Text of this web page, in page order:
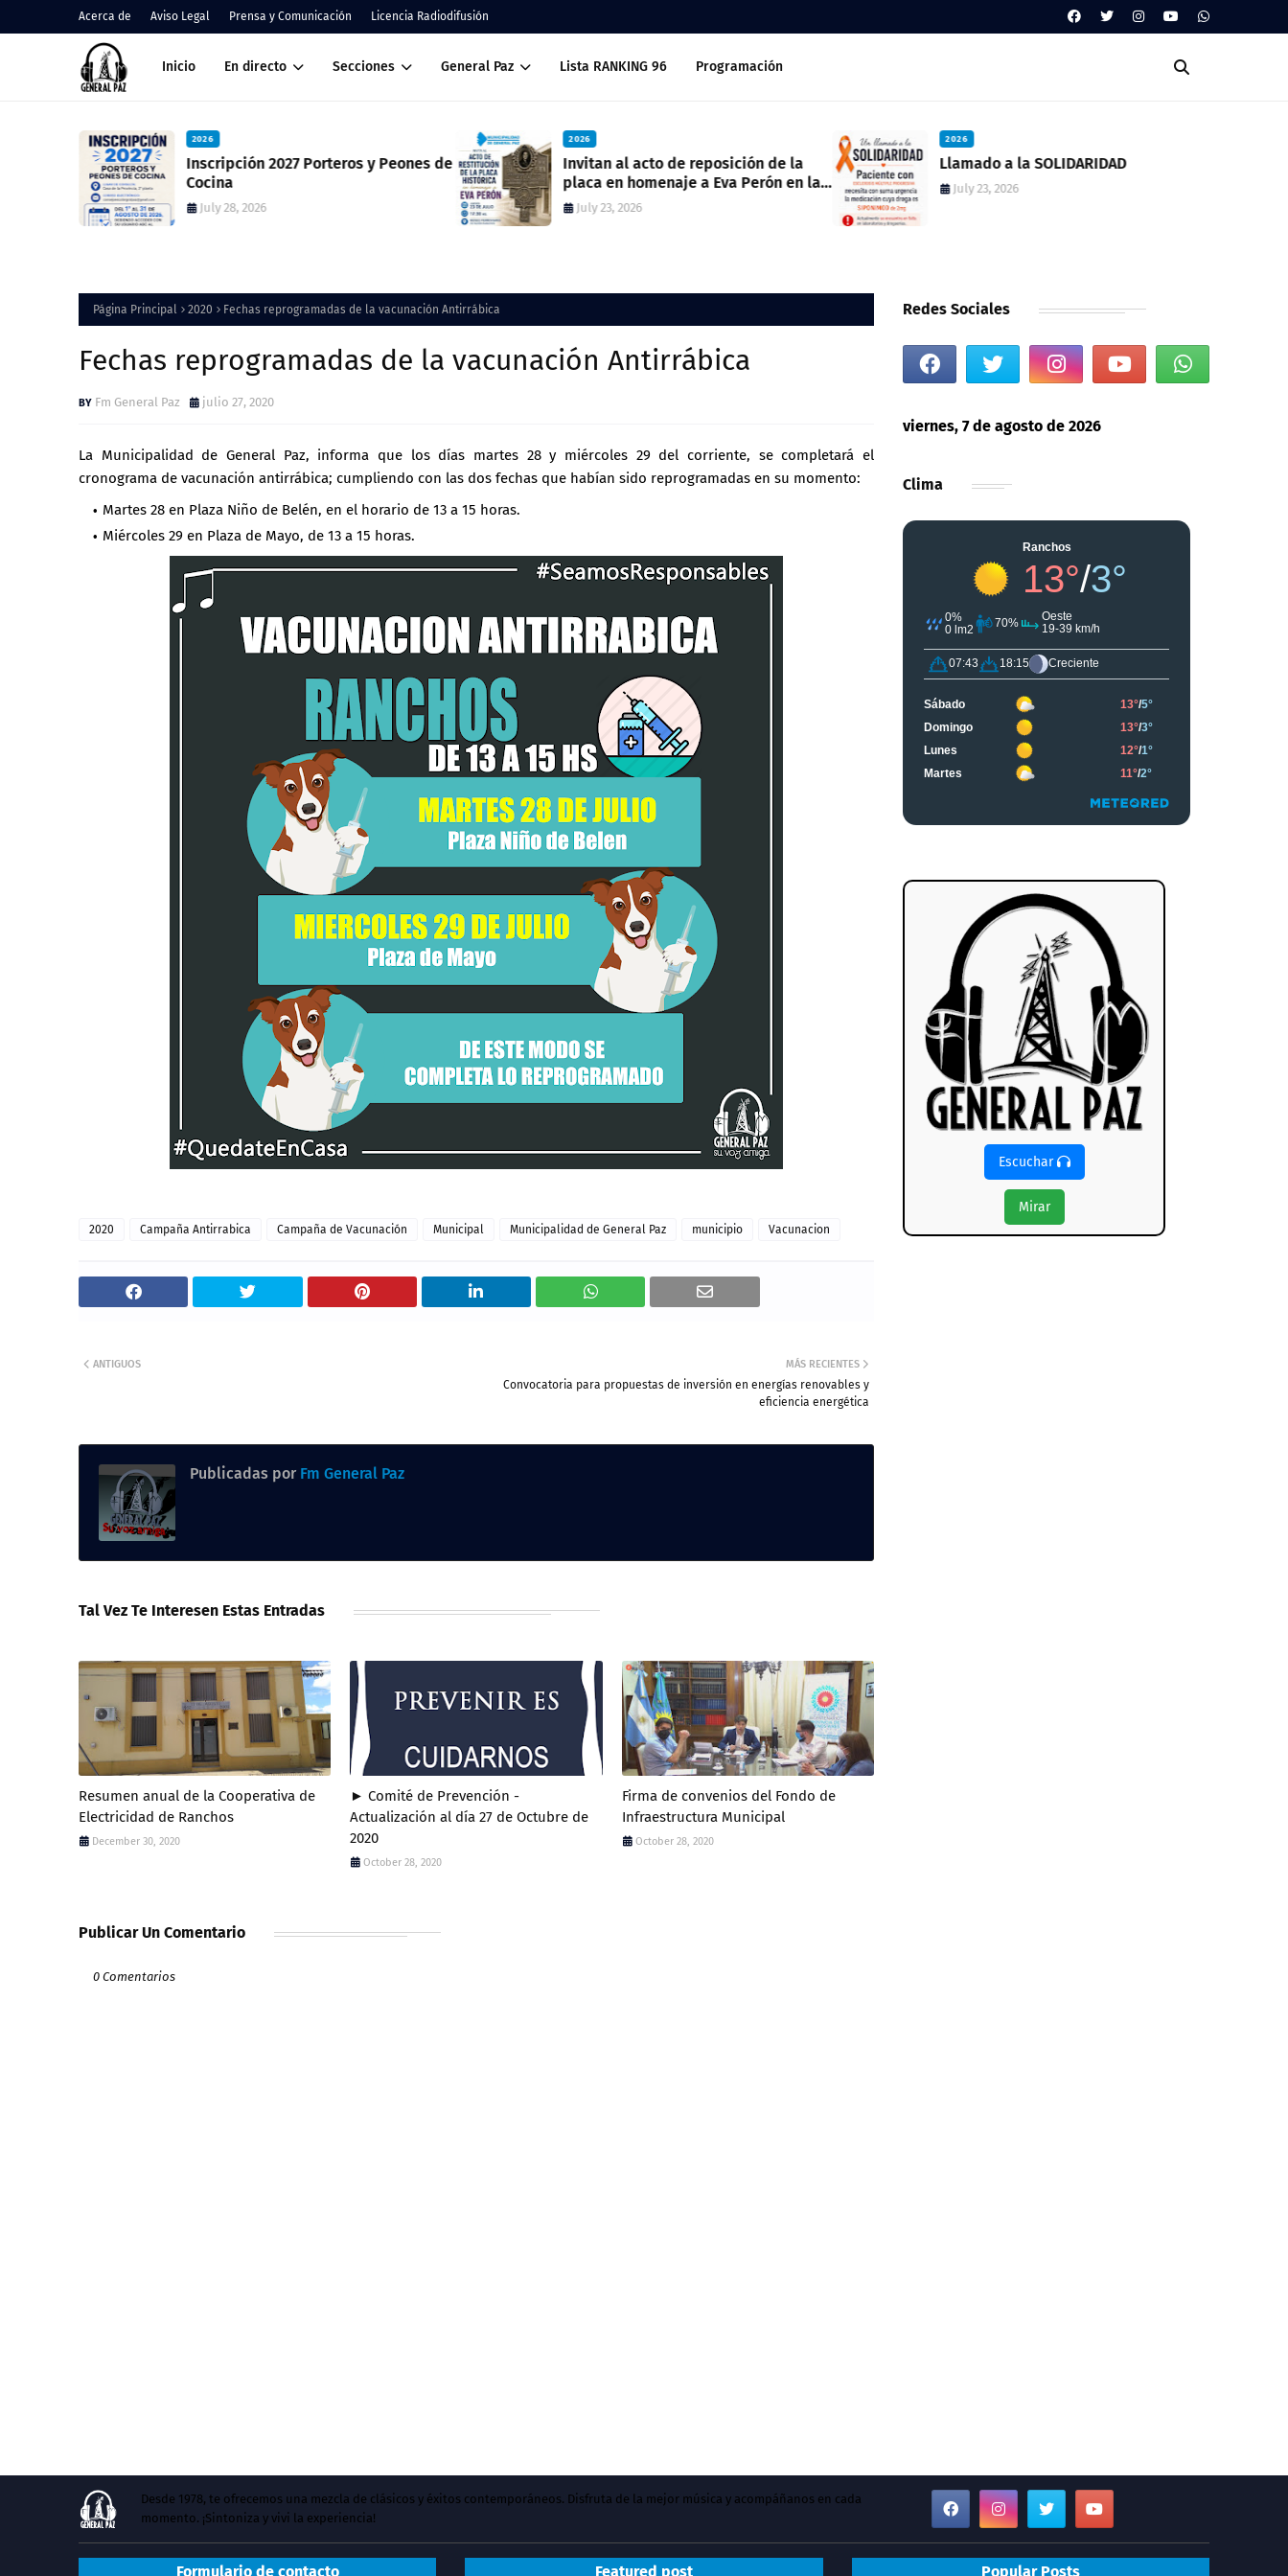
Acerca de Aviso Legal Prensa y Comunicación Licencia Radiodifusión
Inicio En directo Secciones General Paz Lista RANKING 96 Programación
2026
Inscripción 2027 Porteros y Peones de
Cocina
July 28, 2026
2026
Invitan al acto de reposición de la
placa en homenaje a Eva Perón en la
ex estación del ferrocarril
July 23, 2026
2026
Llamado a la SOLIDARIDAD
July 23, 2026
Página Principal 2020 Fechas reprogramadas de la vacunación Antirrábica
Fechas reprogramadas de la vacunación Antirrábica
Fm General Paz julio 27, 2020
La Municipalidad de General Paz, informa que los días martes 28 y miércoles 29 del corriente, se completará el
cronograma de vacunación antirrábica; cumpliendo con las dos fechas que habían sido reprogramadas en su momento:
Martes 28 en Plaza Niño de Belén, en el horario de 13 a 15 horas.
Miércoles 29 en Plaza de Mayo, de 13 a 15 horas.
2020 Campaña Antirrabica Campaña de Vacunación Municipal Municipalidad de General Paz municipio Vacunacion
MÁS RECIENTES
Convocatoria para propuestas de inversión en energías renovables y
eficiencia energética
ANTIGUOS
Publicadas por Fm General Paz
Tal Vez Te Interesen Estas Entradas
Resumen anual de la Cooperativa de
Electricidad de Ranchos
December 30, 2020
► Comité de Prevención -
Actualización al día 27 de Octubre de
2020
October 28, 2020
Firma de convenios del Fondo de
Infraestructura Municipal
October 28, 2020
Publicar Un Comentario
0 Comentarios
Redes Sociales
viernes, 7 de agosto de 2026
Clima
Escuchar
Mirar
Desde 1978, te ofrecemos una mezcla de clásicos y éxitos contemporáneos. Disfruta de la mejor música y acompáñanos en cada
momento. ¡Sintoniza y vivi la experiencia!
Formulario de contacto Featured post Popular Posts